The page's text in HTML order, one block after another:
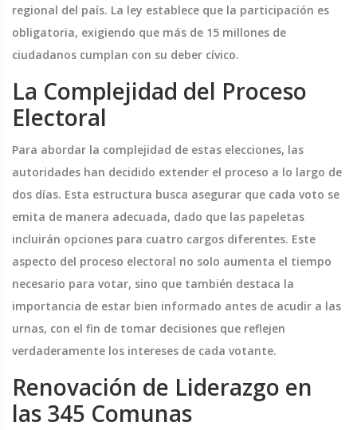
regional del país. La ley establece que la participación es
obligatoria, exigiendo que más de 15 millones de
ciudadanos cumplan con su deber cívico.
La Complejidad del Proceso
Electoral
Para abordar la complejidad de estas elecciones, las
autoridades han decidido extender el proceso a lo largo de
dos días. Esta estructura busca asegurar que cada voto se
emita de manera adecuada, dado que las papeletas
incluirán opciones para cuatro cargos diferentes. Este
aspecto del proceso electoral no solo aumenta el tiempo
necesario para votar, sino que también destaca la
importancia de estar bien informado antes de acudir a las
urnas, con el fin de tomar decisiones que reflejen
verdaderamente los intereses de cada votante.
Renovación de Liderazgo en
las 345 Comunas